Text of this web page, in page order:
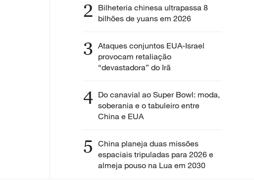
2 Bilheteria chinesa ultrapassa 8
bilhões de yuans em 2026
3 Ataques conjuntos EUA-Israel
provocam retaliação
“devastadora” do Irã
4 Do canavial ao Super Bowl: moda,
soberania e o tabuleiro entre
China e EUA
5 China planeja duas missões
espaciais tripuladas para 2026 e
almeja pouso na Lua em 2030